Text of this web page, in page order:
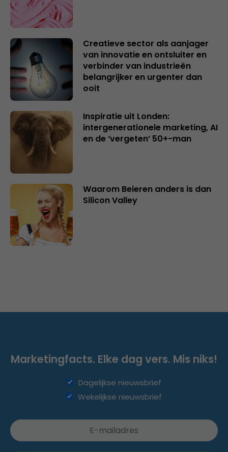
Creatieve sector als aanjager
van innovatie en ontsluiter en
verbinder van industrieën
belangrijker en urgenter dan
ooit
Inspiratie uit Londen:
intergenerationele marketing, AI
en de ‘vergeten’ 50+-man
Waarom Beieren anders is dan
Silicon Valley
Marketingfacts. Elke dag vers. Mis niks!
Dagelijkse nieuwsbrief
Wekelijkse nieuwsbrief